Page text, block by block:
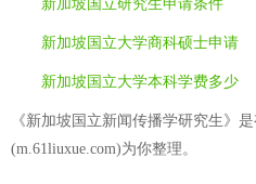
新加坡国立研究生申请条件
新加坡国立大学商科硕士申请
新加坡国立大学本科学费多少
《新加坡国立新闻传播学研究生》
(m.61liuxue.com)为你整理。